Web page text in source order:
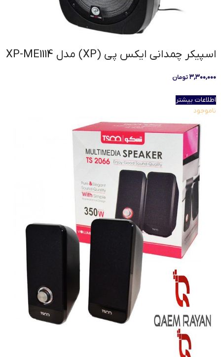
اسپیکر چمدانی ایکس پی (XP) مدل XP-ME1114
۳,۳۰۰,۰۰۰تومان
اطلاعات بیشتر
ناموجود